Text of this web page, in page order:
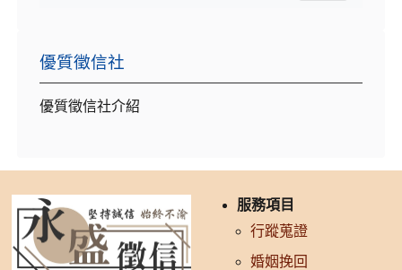
優質徵信社
優質徵信社介紹
服務項目
行蹤蒐證
婚姻挽回